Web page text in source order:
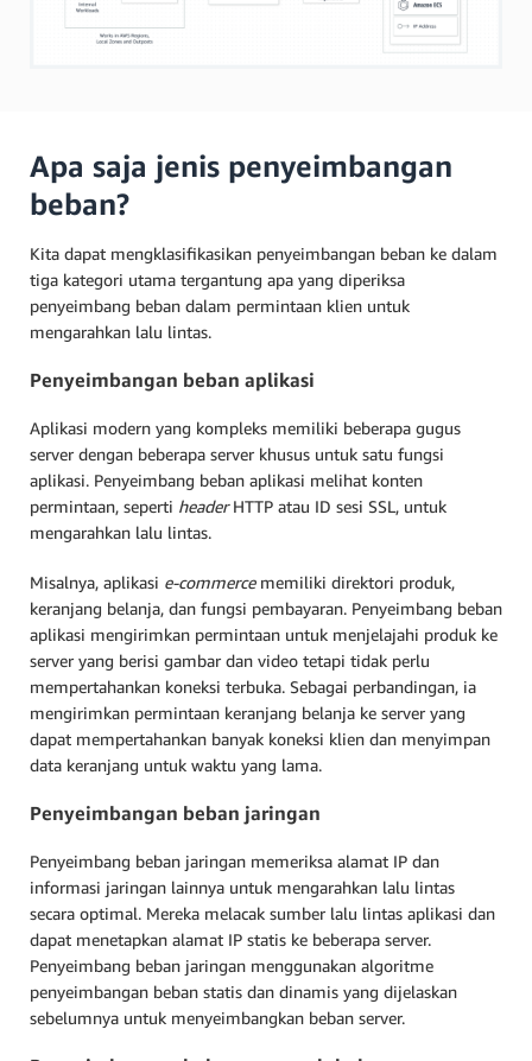
Apa saja jenis penyeimbangan
beban?
Kita dapat mengklasifikasikan penyeimbangan beban ke dalam
tiga kategori utama tergantung apa yang diperiksa
penyeimbang beban dalam permintaan klien untuk
mengarahkan lalu lintas.
Penyeimbangan beban aplikasi
Aplikasi modern yang kompleks memiliki beberapa gugus
server dengan beberapa server khusus untuk satu fungsi
aplikasi. Penyeimbang beban aplikasi melihat konten
permintaan, seperti headerHTTP atau ID sesi SSL, untuk
mengarahkan lalu lintas.
Misalnya, aplikasi e-commercememiliki direktori produk,
keranjang belanja, dan fungsi pembayaran. Penyeimbang beban
aplikasi mengirimkan permintaan untuk menjelajahi produk ke
server yang berisi gambar dan video tetapi tidak perlu
mempertahankan koneksi terbuka. Sebagai perbandingan, ia
mengirimkan permintaan keranjang belanja ke server yang
dapat mempertahankan banyak koneksi klien dan menyimpan
data keranjang untuk waktu yang lama.
Penyeimbangan beban jaringan
Penyeimbang beban jaringan memeriksa alamat IP dan
informasi jaringan lainnya untuk mengarahkan lalu lintas
secara optimal. Mereka melacak sumber lalu lintas aplikasi dan
dapat menetapkan alamat IP statis ke beberapa server.
Penyeimbang beban jaringan menggunakan algoritme
penyeimbangan beban statis dan dinamis yang dijelaskan
sebelumnya untuk menyeimbangkan beban server.